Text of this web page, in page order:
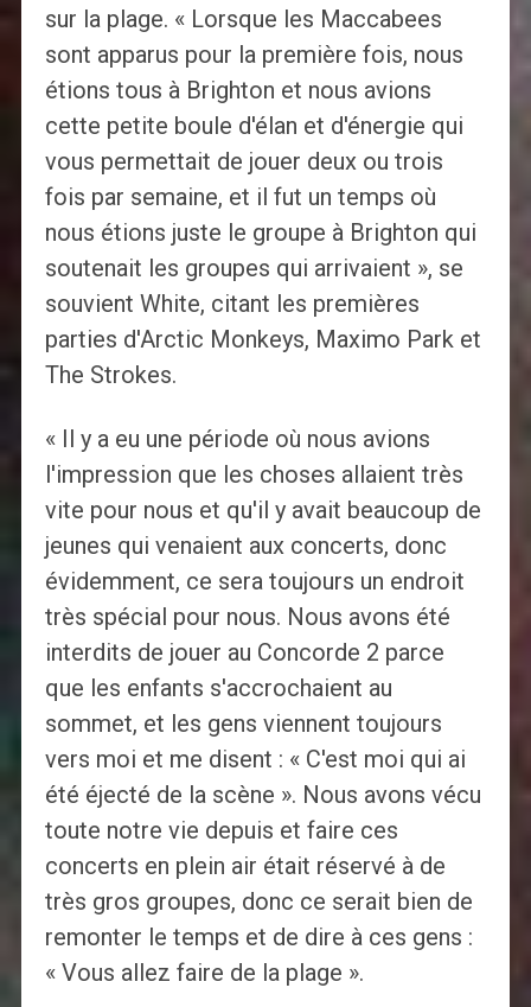
sur la plage. « Lorsque les Maccabees
sont apparus pour la première fois, nous
étions tous à Brighton et nous avions
cette petite boule d'élan et d'énergie qui
vous permettait de jouer deux ou trois
fois par semaine, et il fut un temps où
nous étions juste le groupe à Brighton qui
soutenait les groupes qui arrivaient », se
souvient White, citant les premières
parties d'Arctic Monkeys, Maximo Park et
The Strokes.
« Il y a eu une période où nous avions
l'impression que les choses allaient très
vite pour nous et qu'il y avait beaucoup de
jeunes qui venaient aux concerts, donc
évidemment, ce sera toujours un endroit
très spécial pour nous. Nous avons été
interdits de jouer au Concorde 2 parce
que les enfants s'accrochaient au
sommet, et les gens viennent toujours
vers moi et me disent : « C'est moi qui ai
été éjecté de la scène ». Nous avons vécu
toute notre vie depuis et faire ces
concerts en plein air était réservé à de
très gros groupes, donc ce serait bien de
remonter le temps et de dire à ces gens :
« Vous allez faire de la plage ».